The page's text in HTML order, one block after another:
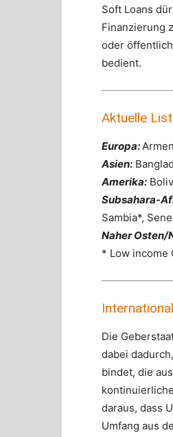
Soft Loans
Finanzierung
oder
bedient.
Aktuelle
Europa:
Asien:
Amerika:
Subsahara-
Sambia*,
Naher Osten/
* Low income
Die
dabei
bindet, die
daraus, dass
Umfang aus